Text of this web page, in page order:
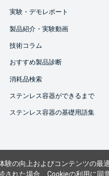
実験・デモレポート
製品紹介・実験動画
技術コラム
おすすめ製品診断
消耗品検索
ステンレス容器ができるまで
ステンレス容器の基礎用語集
験の向上およびコンテンツの最
された場合、Cookieの利用に同